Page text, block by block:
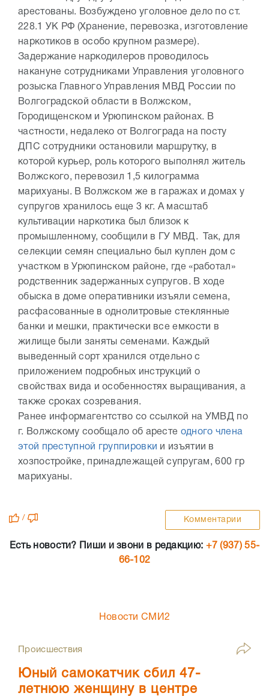
арестованы. Возбуждено уголовное дело по ст.
228.1 УК РФ (Хранение, перевозка, изготовление
наркотиков в особо крупном размере).
Задержание наркодилеров проводилось
накануне сотрудниками Управления уголовного
розыска Главного Управления МВД России по
Волгоградской области в Волжском,
Городищенском и Урюпинском районах. В
частности, недалеко от Волгограда на посту
ДПС сотрудники остановили маршрутку, в
которой курьер, роль которого выполнял житель
Волжского, перевозил 1,5 килограмма
марихуаны. В Волжском же в гаражах и домах у
супругов хранилось еще 3 кг. А масштаб
культивации наркотика был близок к
промышленному, сообщили в ГУ МВД. Так, для
селекции семян специально был куплен дом с
участком в Урюпинском районе, где «работал»
родственник задержанных супругов. В ходе
обыска в доме оперативники изъяли семена,
расфасованные в однолитровые стеклянные
банки и мешки, практически все емкости в
жилище были заняты семенами. Каждый
выведенный сорт хранился отдельно с
приложением подробных инструкций о
свойствах вида и особенностях выращивания, а
также сроках созревания.
Ранее информагентство со ссылкой на УМВД по
г. Волжскому сообщало об аресте одного члена
этой преступной группировки и изъятии в
хозпостройке, принадлежащей супругам, 600 гр
марихуаны.
/ Комментарии
Есть новости? Пиши и звони в редакцию: +7 (937) 55-
66-102
Новости СМИ2
Происшествия
Юный самокатчик сбил 47-
летнюю женщину в центре